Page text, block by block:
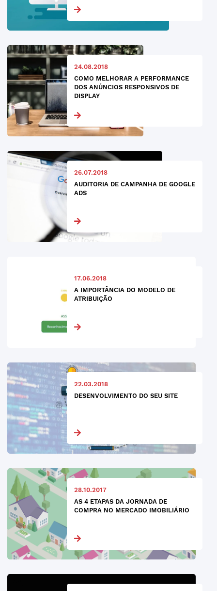
24.08.2018
COMO MELHORAR A PERFORMANCE
DOS ANÚNCIOS RESPONSIVOS DE
DISPLAY
26.07.2018
AUDITORIA DE CAMPANHA DE GOOGLE
ADS
17.06.2018
A IMPORTÂNCIA DO MODELO DE
ATRIBUIÇÃO
22.03.2018
DESENVOLVIMENTO DO SEU SITE
28.10.2017
AS 4 ETAPAS DA JORNADA DE
COMPRA NO MERCADO IMOBILIÁRIO